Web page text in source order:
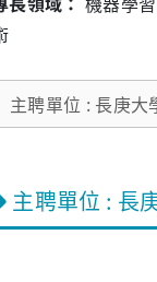
主聘單位 : 長庚
主聘單位 : 長